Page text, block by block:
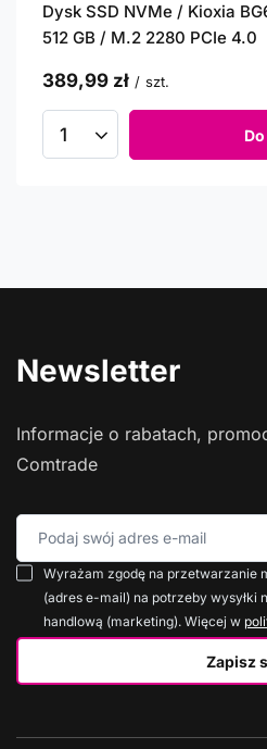
Dysk SSD NVMe / Kioxia
512 GB / M.2 2280 PCIe 4.0
389,99 zł / szt.
Newsletter
Informacje o rabatach,
Comtrade
Podaj swój adres e-mail
Zapisz
Wyrażam zgodę na przetwarzanie
(adres e-mail) na potrzeby wysyłki
handlową (marketing). Więcej w